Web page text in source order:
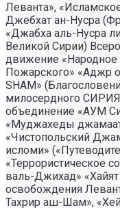
Леванта»,
Джебхат ан-Нусра
«Джабха аль-Нусра
Великой Сирии)
движение
Пожарского» «Аджр
SHAM»
милосердного
объединение «АУМ
«Муджахеды
«Чистопольский
исломи»
«Террористическое
валь-Джихад»
освобождения
Тахрир аш-Шам»,